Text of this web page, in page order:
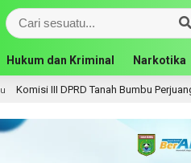
Hukum dan Kriminal Narkotika
Bumbu Perjuangkan Lima Infrastruktur